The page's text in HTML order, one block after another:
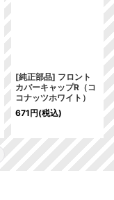
[純正部品] フロント
カバーキャップR（コ
コナッツホワイト）
671円(税込)